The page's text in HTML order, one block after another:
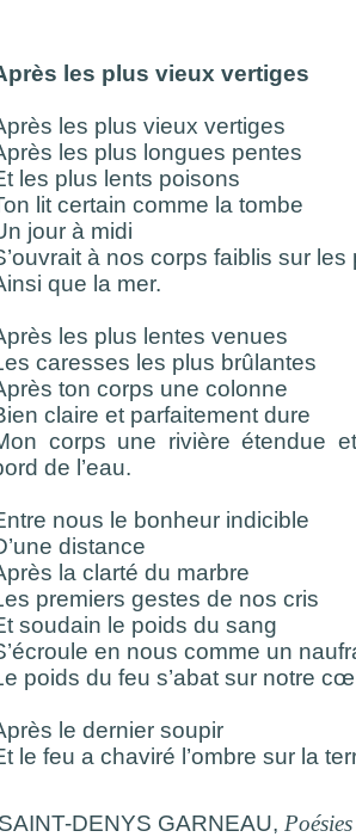
les plus vieux vertiges
les plus vieux vertiges
les plus longues pentes
les plus lents poisons
lit certain comme la tombe
jour à midi
à nos corps faiblis sur les
que la mer.
les plus lentes venues
caresses les plus brûlantes
ton corps une colonne
claire et parfaitement dure
corps une rivière étendue
de l’eau.
nous le bonheur indicible
distance
la clarté du marbre
premiers gestes de nos cris
soudain le poids du sang
en nous comme un
poids du feu s’abat sur notre
le dernier soupir
le feu a chaviré l’ombre sur la
SAINT-DENYS GARNEAU,